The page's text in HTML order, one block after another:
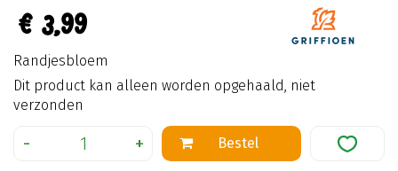
€ 3,99
Randjesbloem
Dit product kan alleen worden opgehaald, niet
verzonden